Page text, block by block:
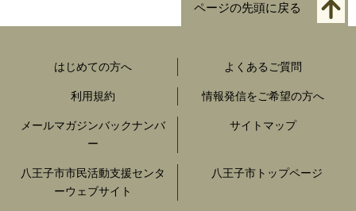
ページの先頭に戻る
はじめての方へ よくあるご質問
利用規約 情報発信をご希望の方へ
メールマガジンバックナンバ
ー
サイトマップ
八王子市市民活動支援センタ
ーウェブサイト
八王子市トップページ